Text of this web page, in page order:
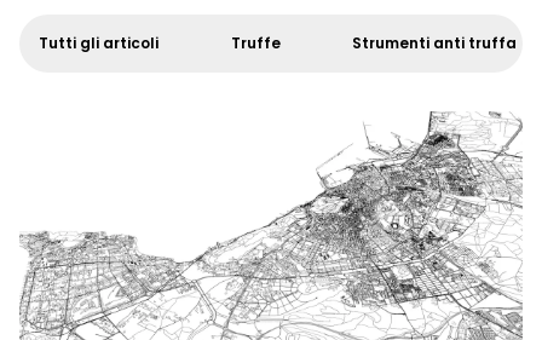
Accedi Registrati
Tutti gli articoli Truffe Strumenti anti truffa